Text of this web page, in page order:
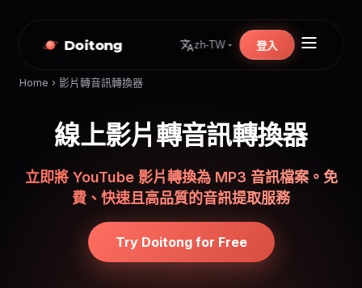
Doitong zh-TW 登入
Home › 影片轉音訊轉換器
線上影片轉音訊轉換器
立即將 YouTube 影片轉換為 MP3 音訊檔案。免
費、快速且高品質的音訊提取服務
Try Doitong for Free